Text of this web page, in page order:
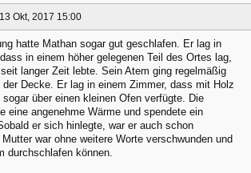
Okt, 2017 15:00
hatte Mathan sogar gut geschlafen. Er lag in
in einem höher gelegenen Teil des Ortes lag,
langer Zeit lebte. Sein Atem ging regelmäßig
Decke. Er lag in einem Zimmer, dass mit Holz
über einen kleinen Ofen verfügte. Die
eine angenehme Wärme und spendete ein
er sich hinlegte, war er auch schon
war ohne weitere Worte verschwunden und
durchschlafen können.